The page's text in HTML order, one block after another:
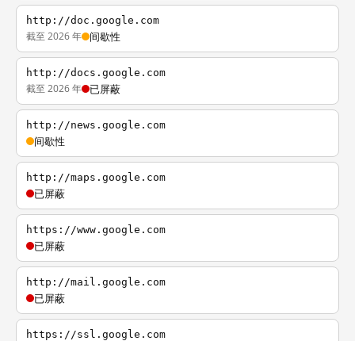
http://doc.google.com
截至 2026 年 间歇性
http://docs.google.com
截至 2026 年 已屏蔽
http://news.google.com
间歇性
http://maps.google.com
已屏蔽
https://www.google.com
已屏蔽
http://mail.google.com
已屏蔽
https://ssl.google.com